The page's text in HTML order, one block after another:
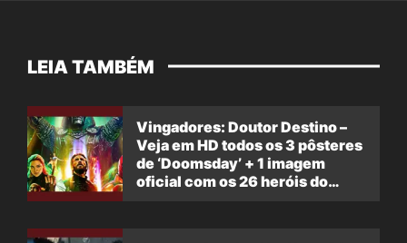
LEIA TAMBÉM
Vingadores: Doutor Destino –
Veja em HD todos os 3 pôsteres
de ‘Doomsday’ + 1 imagem
oficial com os 26 heróis do